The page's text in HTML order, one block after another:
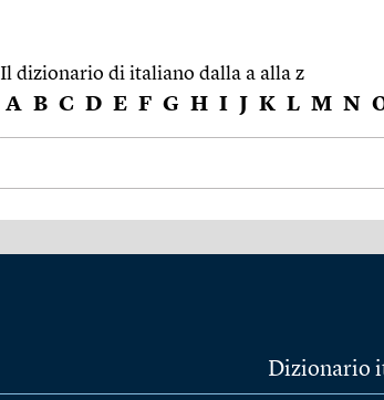
Il dizionario di italiano dalla a alla z
A B C D E F G H I J K L M N
Dizionario